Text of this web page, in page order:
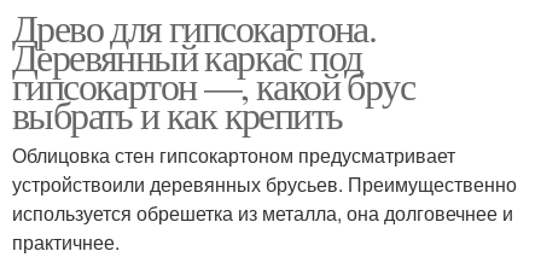
Древо для гипсокартона.
Деревянный каркас под
гипсокартон —, какой брус
выбрать и как крепить
Облицовка стен гипсокартоном предусматривает
устройствоили деревянных брусьев. Преимущественно
используется обрешетка из металла, она долговечнее и
практичнее.